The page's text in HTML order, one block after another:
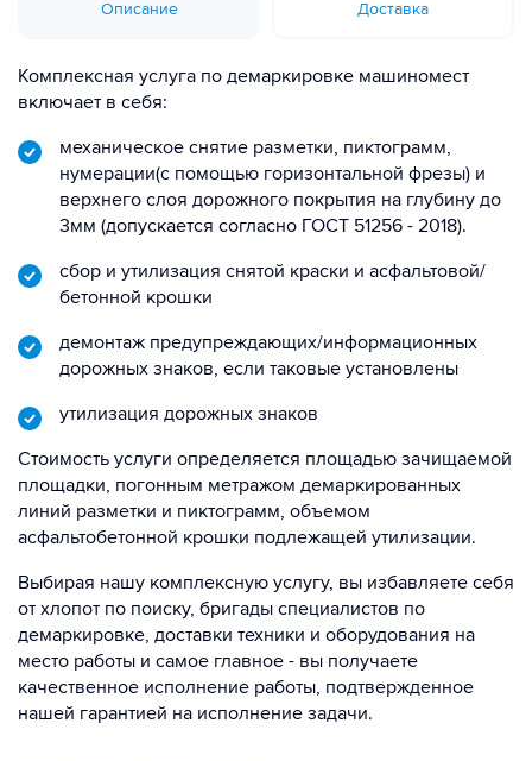
Описание Доставка
Комплексная услуга по демаркировке машиномест
включает в себя:
механическое снятие разметки, пиктограмм,
нумерации(с помощью горизонтальной фрезы) и
верхнего слоя дорожного покрытия на глубину до
3мм (допускается согласно ГОСТ 51256 - 2018).
сбор и утилизация снятой краски и асфальтовой/
бетонной крошки
демонтаж предупреждающих/информационных
дорожных знаков, если таковые установлены
утилизация дорожных знаков
Стоимость услуги определяется площадью зачищаемой
площадки, погонным метражом демаркированных
линий разметки и пиктограмм, объемом
асфальтобетонной крошки подлежащей утилизации.
Выбирая нашу комплексную услугу, вы избавляете себя
от хлопот по поиску, бригады специалистов по
демаркировке, доставки техники и оборудования на
место работы и самое главное - вы получаете
качественное исполнение работы, подтвержденное
нашей гарантией на исполнение задачи.